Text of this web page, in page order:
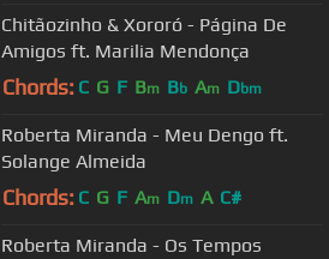
Chitãozinho & Xororó - Página De
Amigos ft. Marilia Mendonça
Chords: C G F Bm Bb Am Dbm
Roberta Miranda - Meu Dengo ft.
Solange Almeida
Chords: C G F Am Dm A C#
Roberta Miranda - Os Tempos